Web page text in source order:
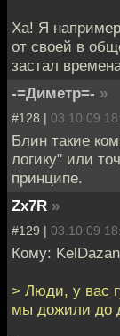
Ха! Я
от своей в
застал
-=Диметр=- »
#128 | 03.10.09
Блин такие
логику" или
принципе.
Zx7R »
#129 | 03.10.09
Кому:
> Люди, у вас
мы дожили до